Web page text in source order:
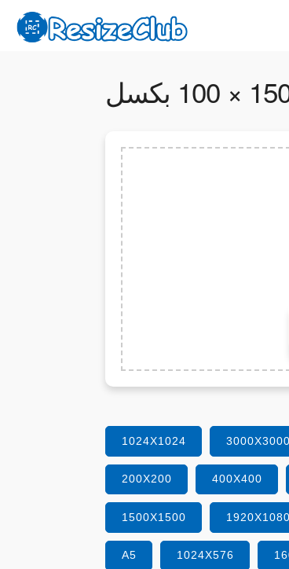
1024X1024 3000X3000
200X200 400X400
1500X1500 1920X1080
A5 1024X576